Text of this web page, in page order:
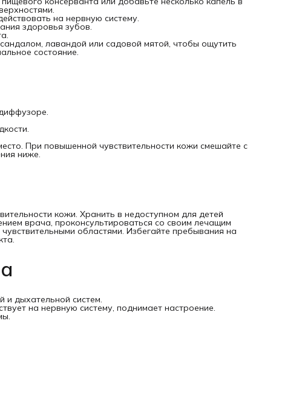
Поддерживает здоровье нервной, пищеварительной и
дыхательной систем.
При ингаляционном применении расслабляюще действует
нервную систему, поднимает настроение.
Помогает поддерживать здоровье иммунной системы.
Описание аромата
на нервную систему.
здоровья зубов.
лавандой или садовой мятой, чтобы ощутить
состояние.
При повышенной чувствительности кожи смешайте с
ниже.
кожи. Хранить в недоступном для детей
врача, проконсультироваться со cвоим лечащим
областями. Избегайте пребывания на
дыхательной систем.
на нервную систему, поднимает настроение.